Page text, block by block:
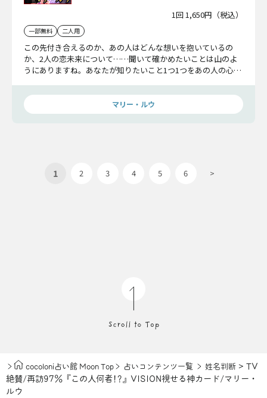
1回 1,650円（税込）
一部無料 二人用
この先付き合えるのか、あの人はどんな想いを抱いているの
か、2人の恋未来について……聞いて確かめたいことは山のよ
うにありますね。あなたが知りたいこと1つ1つをあの人の心を
マリー・ルウ
1 2 3 4 5 6 >
cocoloni占い館 Moon Top 占いコンテンツ一覧 姓名判断 > TV
絶賛/再訪97％『この人何者!?』VISION視せる神カード/マリー・
ルウ